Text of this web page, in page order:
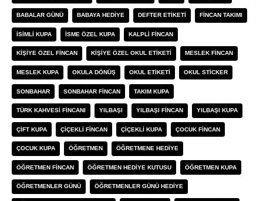
BABALAR GÜNÜ BABAYA HEDIYE DEFTER ETIKETI FINCAN TAKIMI
ISIMLI KUPA ISME ÖZEL KUPA KALPLI FINCAN
KIŞIYE ÖZEL FINCAN KIŞIYE ÖZEL OKUL ETIKETI MESLEK FINCAN
MESLEK KUPA OKULA DÖNÜŞ OKUL ETIKETI OKUL STICKER
SONBAHAR SONBAHAR FINCAN TAKIM KUPA
TÜRK KAHVESI FINCANI YILBAŞI YILBAŞI FINCAN YILBAŞI KUPA
ÇIFT KUPA ÇIÇEKLI FINCAN ÇIÇEKLI KUPA ÇOCUK FINCAN
ÇOCUK KUPA ÖĞRETMEN ÖĞRETMENE HEDIYE
ÖĞRETMEN FINCAN ÖĞRETMEN HEDIYE KUTUSU ÖĞRETMEN KUPA
ÖĞRETMENLER GÜNÜ ÖĞRETMENLER GÜNÜ HEDIYE